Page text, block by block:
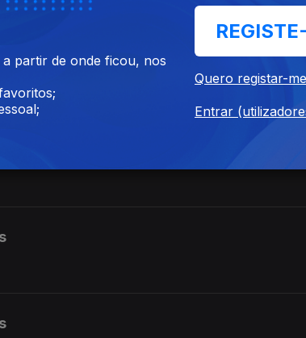
partir de onde ficou, nos
Quero registar-
Entrar